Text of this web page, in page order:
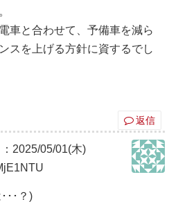
車と合わせて、予備車を減ら
スを上げる方針に資するでし
返信
2025/05/01(木)
･･？)